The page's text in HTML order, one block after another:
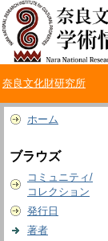
奈良文化財研究所
ホーム
ブラウズ
コミュニティ/
コレクション
発行日
著者